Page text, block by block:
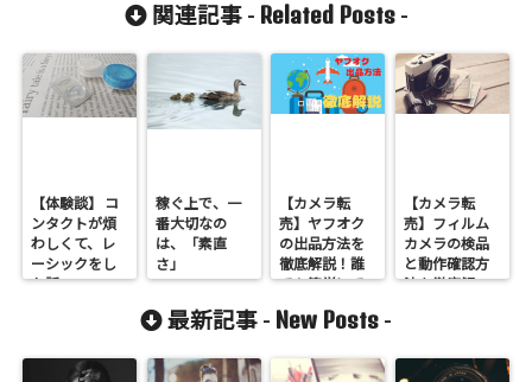
関連記事 - Related Posts-
【体験談】 コ
ンタクトが煩
わしくて、レ
ーシックをし
た話
稼ぐ上で、一
番大切なの
は、「素直
さ」
【カメラ転
売】ヤフオク
の出品方法を
徹底解説！誰
でも簡単にで
ートあり！！
【カメラ転
売】フィルム
カメラの検品
と動作確認方
法を徹底解
最新記事 - New Posts -